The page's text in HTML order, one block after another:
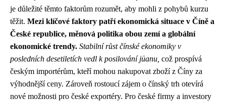
je důležité těmto faktorům rozumět, aby mohli z pohybů kurzu
těžit. Mezi klíčové faktory patří ekonomická situace v Číně a
České republice, měnová politika obou zemí a globální
ekonomické trendy. Stabilní růst čínské ekonomiky v
posledních desetiletích vedl k posilování jüanu, což prospívá
českým importérům, kteří mohou nakupovat zboží z Číny za
výhodnější ceny. Zároveň rostoucí zájem o čínský trh otevírá
nové možnosti pro české exportéry. Pro české firmy a investory